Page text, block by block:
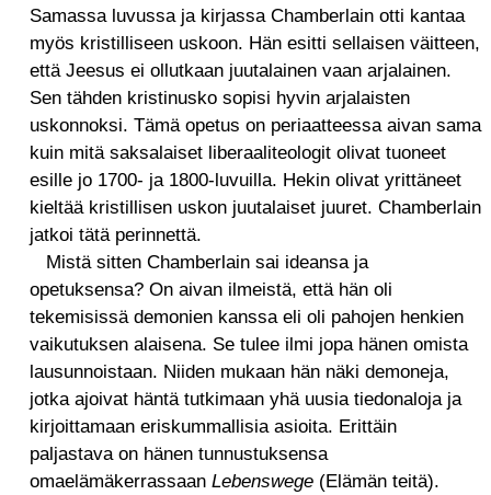
Samassa luvussa ja kirjassa Chamberlain otti kantaa
myös kristilliseen uskoon. Hän esitti sellaisen väitteen,
että Jeesus ei ollutkaan juutalainen vaan arjalainen.
Sen tähden kristinusko sopisi hyvin arjalaisten
uskonnoksi. Tämä opetus on periaatteessa aivan sama
kuin mitä saksalaiset liberaaliteologit olivat tuoneet
esille jo 1700- ja 1800-luvuilla. Hekin olivat yrittäneet
kieltää kristillisen uskon juutalaiset juuret. Chamberlain
jatkoi tätä perinnettä.
Mistä sitten Chamberlain sai ideansa ja
opetuksensa? On aivan ilmeistä, että hän oli
tekemisissä demonien kanssa eli oli pahojen henkien
vaikutuksen alaisena. Se tulee ilmi jopa hänen omista
lausunnoistaan. Niiden mukaan hän näki demoneja,
jotka ajoivat häntä tutkimaan yhä uusia tiedonaloja ja
kirjoittamaan eriskummallisia asioita. Erittäin
paljastava on hänen tunnustuksensa
omaelämäkerrassaan Lebenswege(Elämän teitä).